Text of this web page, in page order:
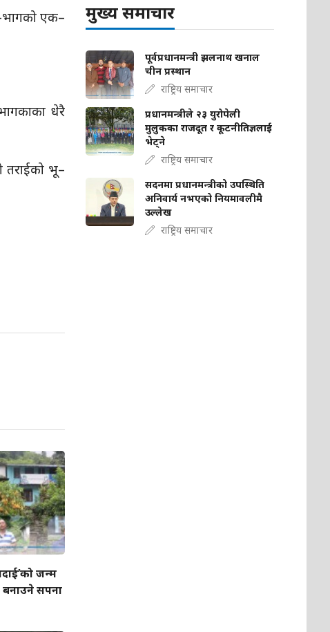
एक–
धेरै
तराईको भू–
जन्म
बनाउने सपना
मुख्य समाचार
पूर्वप्रधानमन्त्री झलनाथ खनाल
चीन प्रस्थान
राष्ट्रिय समाचार
प्रधानमन्त्रीले २३ युरोपेली
मुलुकका राजदूत र कूटनीतिज्ञलाई
भेट्ने
राष्ट्रिय समाचार
सदनमा प्रधानमन्त्रीको उपस्थिति
अनिवार्य नभएको नियमावलीमै
उल्लेख
राष्ट्रिय समाचार